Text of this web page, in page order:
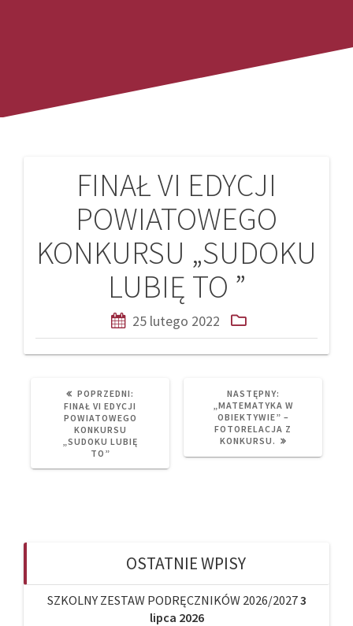
FINAŁ VI EDYCJI
POWIATOWEGO
KONKURSU „SUDOKU
LUBIĘ TO ”
25 lutego 2022
Nawigacja
wpisu
POPRZEDNI:
POST:
FINAŁ VI EDYCJI
POWIATOWEGO
KONKURSU
„SUDOKU LUBIĘ
TO”
NASTĘPNY:
POST:
„MATEMATYKA W
OBIEKTYWIE” –
FOTORELACJA Z
KONKURSU.
OSTATNIE WPISY
SZKOLNY ZESTAW PODRĘCZNIKÓW 2026/20273
lipca 2026